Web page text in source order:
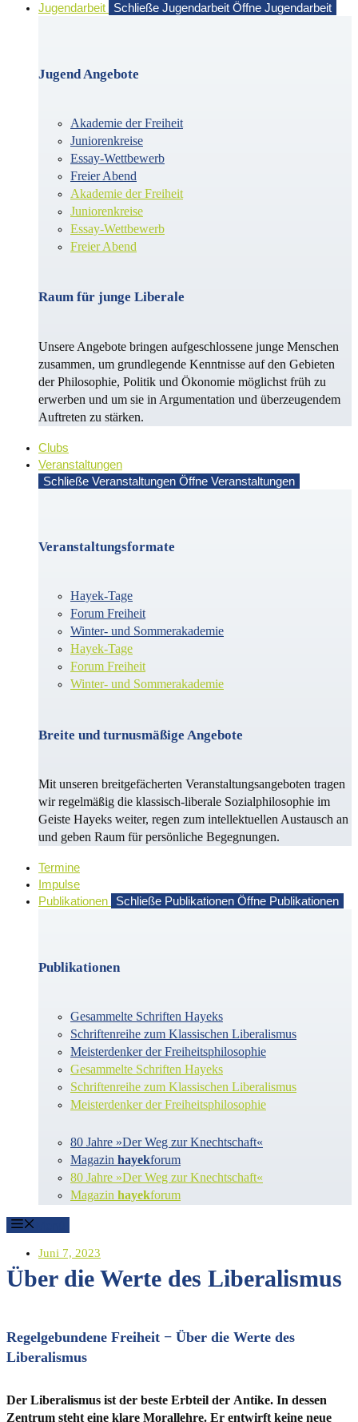
Jugendarbeit
Schließe Jugendarbeit Öffne Jugendarbeit
Jugend Angebote
Akademie der Freiheit
Juniorenkreise
Essay-Wettbewerb
Freier Abend
Akademie der Freiheit
Juniorenkreise
Essay-Wettbewerb
Freier Abend
Raum für junge Liberale
Unsere Angebote bringen aufgeschlossene junge Menschen
zusammen, um grundlegende Kenntnisse auf den Gebieten
der Philosophie, Politik und Öko­no­mie möglichst früh zu
erwerben und um sie in Argu­men­ta­tion und überzeugendem
Auf­treten zu stärken.
Clubs
Veranstaltungen
Schließe Veranstaltungen Öffne Veranstaltungen
Veranstaltungsformate
Hayek-Tage
Forum Freiheit
Winter- und Sommerakademie
Hayek-Tage
Forum Freiheit
Winter- und Sommerakademie
Breite und turnusmäßige Angebote
Mit unseren breitgefächerten Veranstaltungsangeboten tragen
wir regelmäßig die klassisch-liberale Sozialphilosophie im
Geiste Hayeks weiter, regen zum intellektuellen Austausch an
und geben Raum für persönliche Begegnungen.
Termine
Impulse
Publikationen
Schließe Publikationen Öffne Publikationen
Publikationen
Gesammelte Schriften Hayeks
Schriftenreihe zum Klassischen Liberalismus
Meisterdenker der Freiheitsphilosophie
Gesammelte Schriften Hayeks
Schriftenreihe zum Klassischen Liberalismus
Meisterdenker der Freiheitsphilosophie
80 Jahre »Der Weg zur Knechtschaft«
Magazin hayekforum
80 Jahre »Der Weg zur Knechtschaft«
Magazin hayekforum
Juni 7, 2023
Über die Werte des Liberalismus
Regelgebundene Freiheit ­­­­− Über die Werte des
Liberalismus
Der Liberalismus ist der beste Erbteil der Antike. In dessen
Zentrum steht eine klare Morallehre. Er entwirft keine neue